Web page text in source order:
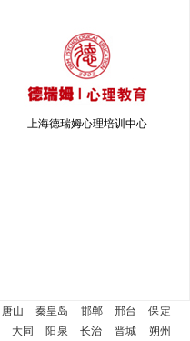
上海德瑞姆心理培训中心
唐山 秦皇岛 邯郸 邢台
保定
大同 阳泉 长治 晋城
朔州